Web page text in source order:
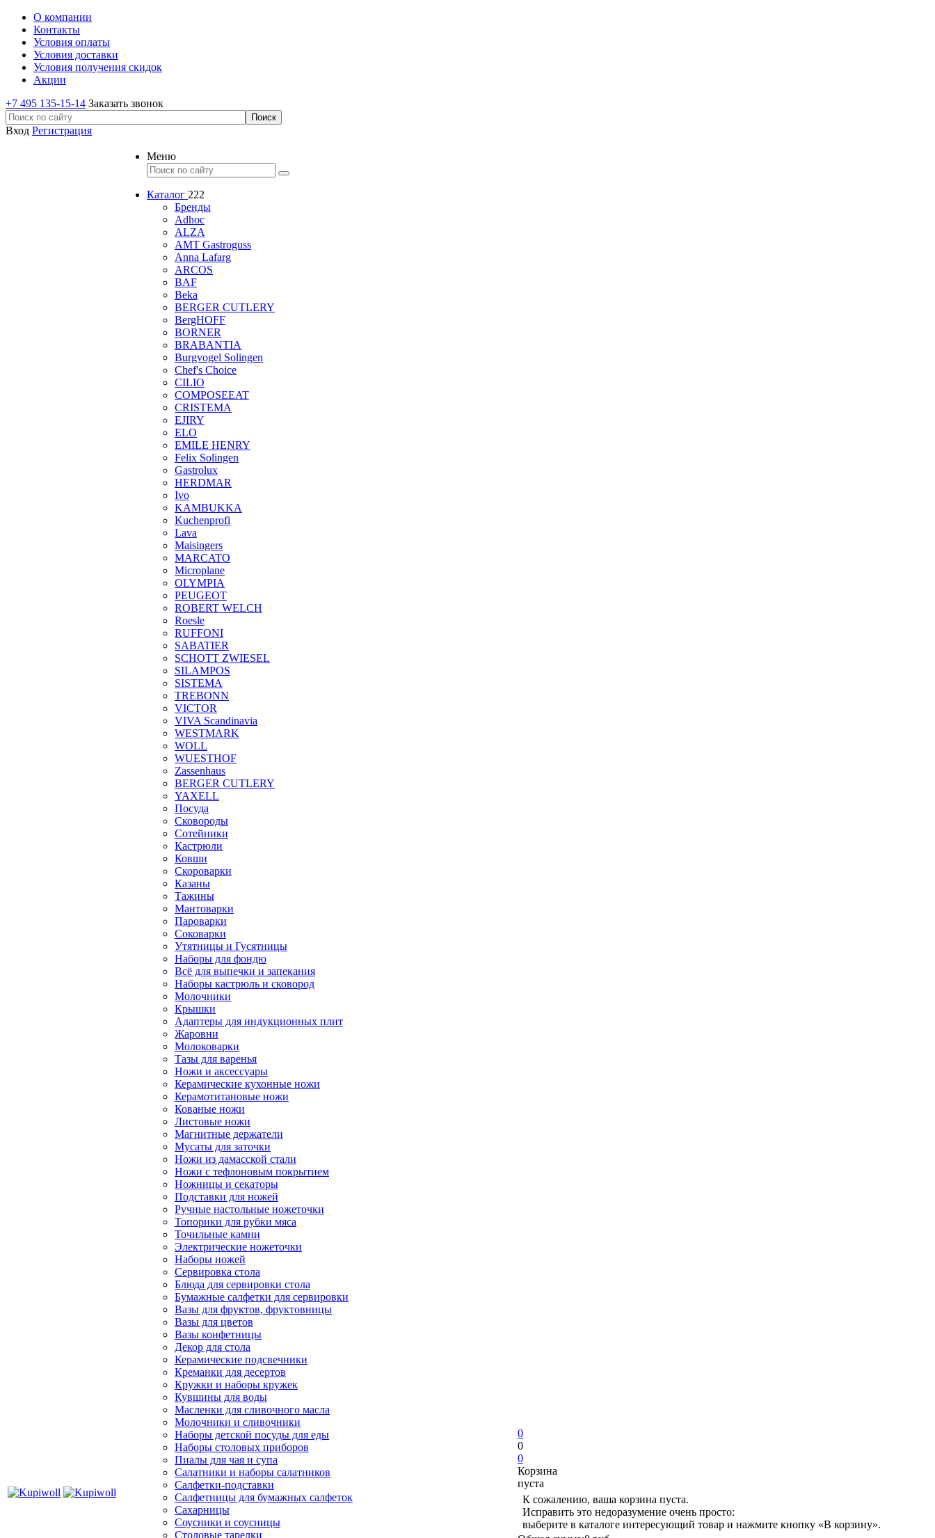
О компании
Контакты
Условия оплаты
Условия доставки
Условия получения скидок
Акции
+7 495 135-15-14 Заказать звонок
Вход Регистрация
Меню
Каталог 222
Бренды
Adhoc
ALZA
AMT Gastroguss
Anna Lafarg
ARCOS
BAF
Beka
BERGER CUTLERY
BergHOFF
BORNER
BRABANTIA
Burgvogel Solingen
Chef's Choice
CILIO
COMPOSEEAT
CRISTEMA
EJIRY
ELO
EMILE HENRY
Felix Solingen
Gastrolux
HERDMAR
Ivo
KAMBUKKA
Kuchenprofi
Lava
Maisingers
MARCATO
Microplane
OLYMPIA
PEUGEOT
ROBERT WELCH
Roesle
RUFFONI
SABATIER
SCHOTT ZWIESEL
SILAMPOS
SISTEMA
TREBONN
VICTOR
VIVA Scandinavia
WESTMARK
WOLL
WUESTHOF
Zassenhaus
BERGER CUTLERY
YAXELL
Посуда
Сковороды
Сотейники
Кастрюли
Ковши
Скороварки
Казаны
Тажины
Мантоварки
Пароварки
Соковарки
Утятницы и Гусятницы
Наборы для фондю
Всё для выпечки и запекания
Наборы кастрюль и сковород
Молочники
Крышки
Адаптеры для индукционных плит
Жаровни
Молоковарки
Тазы для варенья
Ножи и аксессуары
Керамические кухонные ножи
Керамотитановые ножи
Кованые ножи
Листовые ножи
Магнитные держатели
Мусаты для заточки
Ножи из дамасской стали
Ножи с тефлоновым покрытием
Ножницы и секаторы
Подставки для ножей
Ручные настольные ножеточки
Топорики для рубки мяса
Точильные камни
Электрические ножеточки
Наборы ножей
Сервировка стола
Блюда для сервировки стола
Бумажные салфетки для сервировки
Вазы для фруктов, фруктовницы
Вазы для цветов
Вазы конфетницы
Декор для стола
Керамические подсвечники
Креманки для десертов
Кружки и наборы кружек
Кувшины для воды
Масленки для сливочного масла
Молочники и сливочники
Наборы детской посуды для еды
Наборы столовых приборов
Пиалы для чая и супа
Салатники и наборы салатников
Салфетки-подставки
Салфетницы для бумажных салфеток
Сахарницы
Соусники и соусницы
Столовые тарелки
0
0
0
Корзина
пуста
К сожалению, ваша корзина пуста.
Исправить это недоразумение очень просто:
выберите в каталоге интересующий товар и нажмите кнопку «В корзину».